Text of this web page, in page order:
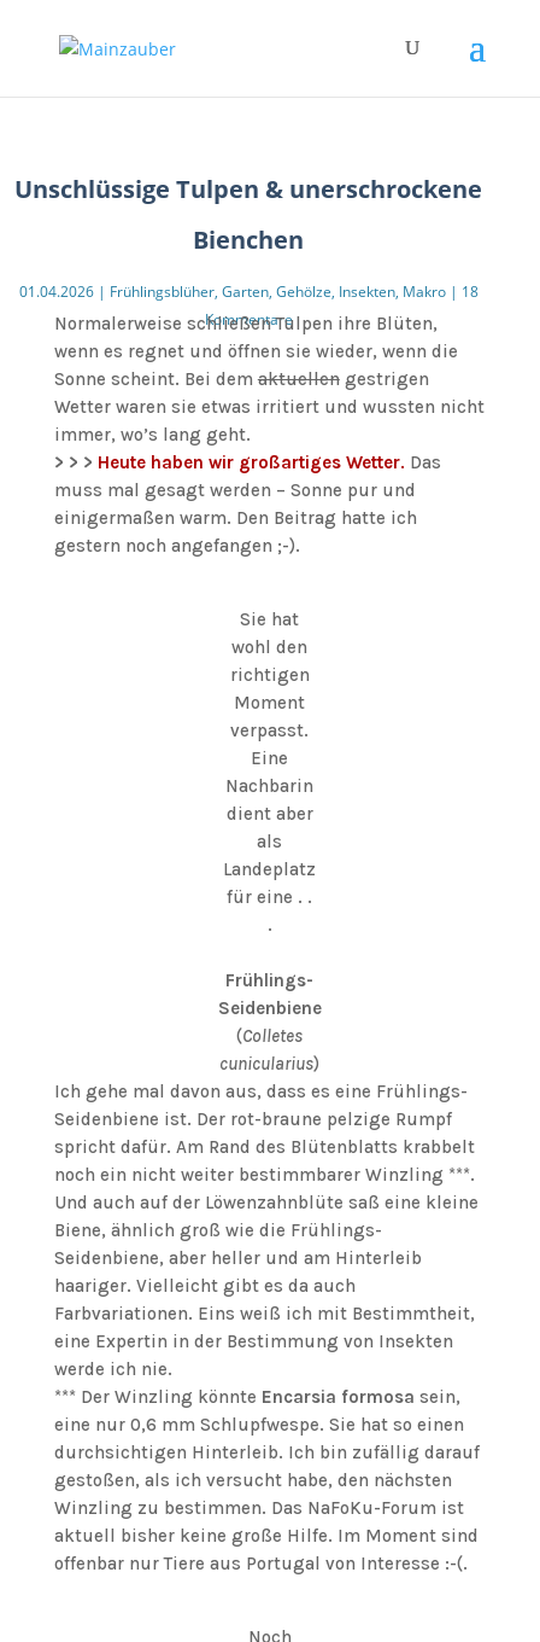
Unschlüssige Tulpen & unerschrockene
Bienchen
01.04.2026| Frühlingsblüher, Garten, Gehölze, Insekten, Makro| 18
Kommentare
Normalerweise schließen Tulpen ihre Blüten,
wenn es regnet und öffnen sie wieder, wenn die
Sonne scheint. Bei demaktuellengestrigen
Wetter waren sie etwas irritiert und wussten nicht
immer, wo’s lang geht.
> > > Heute haben wir großartiges Wetter. Das
muss mal gesagt werden – Sonne pur und
einigermaßen warm. Den Beitrag hatte ich
gestern noch angefangen ;-).
Sie hat
wohl den
richtigen
Moment
verpasst.
Eine
Nachbarin
dient aber
als
Landeplatz
für eine . .
.
Frühlings-
Seidenbiene
(Colletes
cunicularius)
Ich gehe mal davon aus, dass es eine Frühlings-
Seidenbiene ist. Der rot-braune pelzige Rumpf
spricht dafür. Am Rand des Blütenblatts krabbelt
noch ein nicht weiter bestimmbarer Winzling ***.
Und auch auf der Löwenzahnblüte saß eine kleine
Biene, ähnlich groß wie die Frühlings-
Seidenbiene, aber heller und am Hinterleib
haariger. Vielleicht gibt es da auch
Farbvariationen. Eins weiß ich mit Bestimmtheit,
eine Expertin in der Bestimmung von Insekten
werde ich nie.
*** Der Winzling könnte Encarsia formosa sein,
eine nur 0,6 mm Schlupfwespe. Sie hat so einen
durchsichtigen Hinterleib. Ich bin zufällig darauf
gestoßen, als ich versucht habe, den nächsten
Winzling zu bestimmen. Das NaFoKu-Forum ist
aktuell bisher keine große Hilfe. Im Moment sind
offenbar nur Tiere aus Portugal von Interesse :-(.
Noch